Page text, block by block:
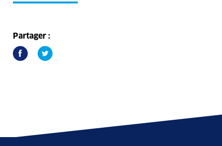
Partager :